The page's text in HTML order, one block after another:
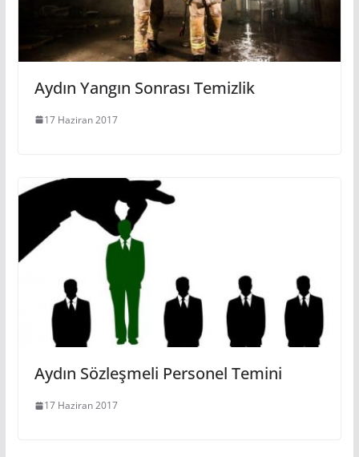
Aydın Yangın Sonrası Temizlik
17 Haziran 2017
Aydın Sözleşmeli Personel Temini
17 Haziran 2017